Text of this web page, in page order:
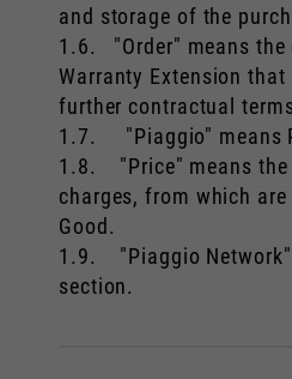
and storage of the
1.6. "Order" means the
Warranty Extension
further contractual
1.7. "Piaggio" means
1.8. "Price" means the
charges, from which
Good.
1.9. "Piaggio Network"
section.